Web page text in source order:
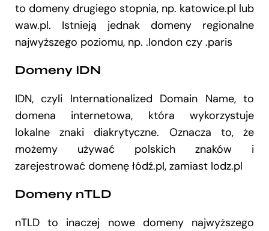
to domeny drugiego stopnia, np. katowice.pl lub
waw.pl. Istnieją jednak domeny regionalne
najwyższego poziomu, np. .london czy .paris
Domeny IDN
IDN, czyli Internationalized Domain Name, to
domena internetowa, która wykorzystuje
lokalne znaki diakrytyczne. Oznacza to, że
możemy używać polskich znaków i
zarejestrować domenę łódź.pl, zamiast lodz.pl
Domeny nTLD
nTLD to inaczej nowe domeny najwyższego